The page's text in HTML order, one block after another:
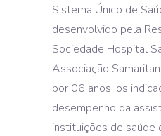
Sistema Único de
desenvolvido pela
Sociedade Hospital
Associação
por 06 anos, os
desempenho da
instituições de saúde